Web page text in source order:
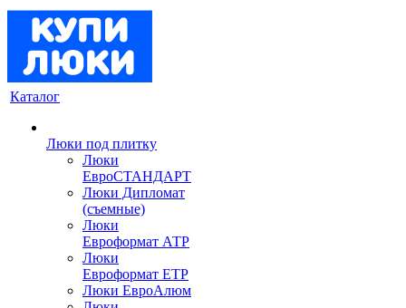
Каталог
Люки под плитку
Люки
ЕвроСТАНДАРТ
Люки Дипломат
(съемные)
Люки
Евроформат АТР
Люки
Евроформат ЕТР
Люки ЕвроАлюм